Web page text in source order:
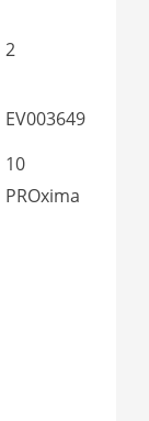
2
EV003649
10
PROxima